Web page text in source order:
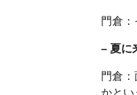
門倉
– 夏に
門倉
かとい